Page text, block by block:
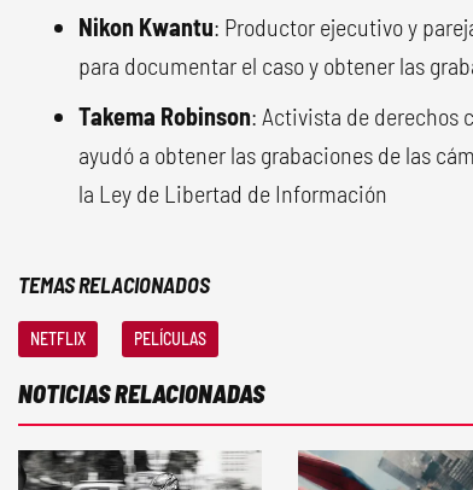
Nikon Kwantu: Productor ejecutivo y
para documentar el caso y obtener las
Takema Robinson: Activista de derechos
ayudó a obtener las grabaciones de las
la Ley de Libertad de Información
TEMAS RELACIONADOS
NETFLIX PELÍCULAS
NOTICIAS RELACIONADAS